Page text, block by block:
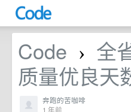
Code › 全
质量优良天
奔跑的苦咖啡
1 年前